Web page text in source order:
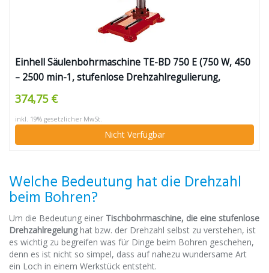
Einhell Säulenbohrmaschine TE-BD 750 E (750 W, 450
– 2500 min-1, stufenlose Drehzahlregulierung,
Schnellspannbohrfutter für Bohrer 1-16 mm, MK2-
Aufnahme, höhenverstell-, neig- und drehbarer
Bohrtisch)
374,75 €
inkl. 19% gesetzlicher MwSt.
Nicht Verfügbar
Welche Bedeutung hat die Drehzahl
beim Bohren?
Um die Bedeutung einer Tischbohrmaschine, die eine stufenlose
Drehzahlregelunghat bzw. der Drehzahl selbst zu verstehen, ist
es wichtig zu begreifen was für Dinge beim Bohren geschehen,
denn es ist nicht so simpel, dass auf nahezu wundersame Art
ein Loch in einem Werkstück entsteht.